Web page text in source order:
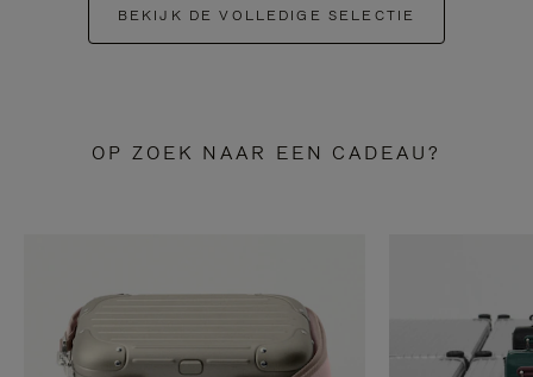
BEKIJK DE VOLLEDIGE SELECTIE
OP ZOEK NAAR EEN CADEAU?